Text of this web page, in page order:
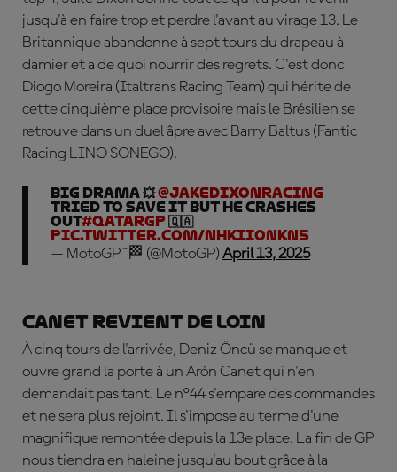
jusqu'à en faire trop et perdre l'avant au virage 13. Le
Britannique abandonne à sept tours du drapeau à
damier et a de quoi nourrir des regrets. C'est donc
Diogo Moreira (Italtrans Racing Team) qui hérite de
cette cinquième place provisoire mais le Brésilien se
retrouve dans un duel âpre avec Barry Baltus (Fantic
Racing LINO SONEGO).
BIG DRAMA 💥@jakedixonracing
tried to save it but he crashes
out#QatarGP 🇶🇦
pic.twitter.com/nhkIIOnkN5
— MotoGP™🏁 (@MotoGP) April 13, 2025
Canet revient de loin
À cinq tours de l'arrivée, Deniz Öncü se manque et
ouvre grand la porte à un Arón Canet qui n'en
demandait pas tant. Le n°44 s'empare des commandes
et ne sera plus rejoint. Il s'impose au terme d'une
magnifique remontée depuis la 13e place. La fin de GP
nous tiendra en haleine jusqu'au bout grâce à la